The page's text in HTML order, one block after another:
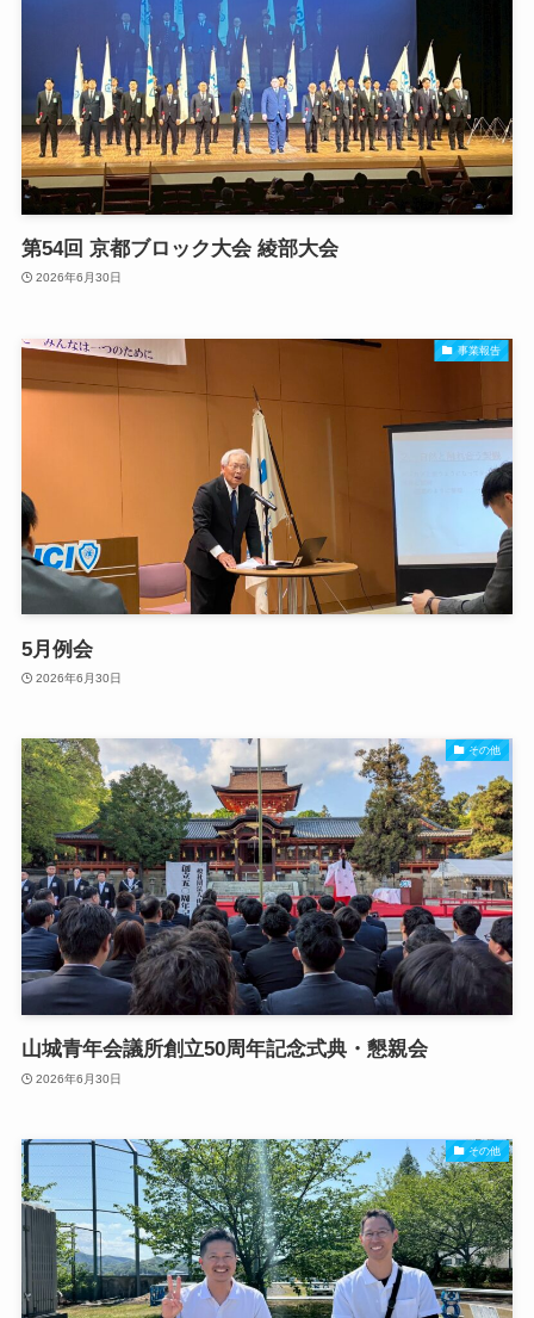
第54回 京都ブロック大会 綾部大会
2026年6月30日
事業報告
5月例会
2026年6月30日
その他
山城青年会議所創立50周年記念式典・懇親会
2026年6月30日
その他